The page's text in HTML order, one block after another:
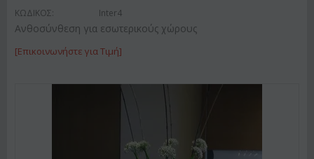
ΚΩΔΙΚΟΣ: Inter4
Ανθοσύνθεση για εσωτερικούς χώρους
[Επικοινωνήστε για Τιμή]